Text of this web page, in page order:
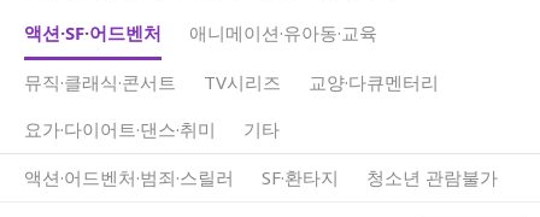
액션·SF·어드벤처
애니메이션·유아동·교육
뮤직·클래식·콘서트 TV시리즈
교양·다큐멘터리
요가·다이어트·댄스·취미
기타
액션·어드벤처·범죄·스릴러
SF·환타지 청소년 관람불가